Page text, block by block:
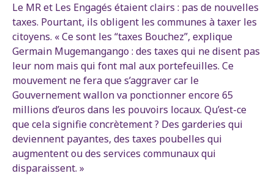
Le MR et Les Engagés étaient clairs : pas de nouvelles
taxes. Pourtant, ils obligent les communes à taxer les
citoyens. « Ce sont les “taxes Bouchez”, explique
Germain Mugemangango : des taxes qui ne disent pas
leur nom mais qui font mal aux portefeuilles. Ce
mouvement ne fera que s’aggraver car le
Gouvernement wallon va ponctionner encore 65
millions d’euros dans les pouvoirs locaux. Qu’est-ce
que cela signifie concrètement ? Des garderies qui
deviennent payantes, des taxes poubelles qui
augmentent ou des services communaux qui
disparaissent. »